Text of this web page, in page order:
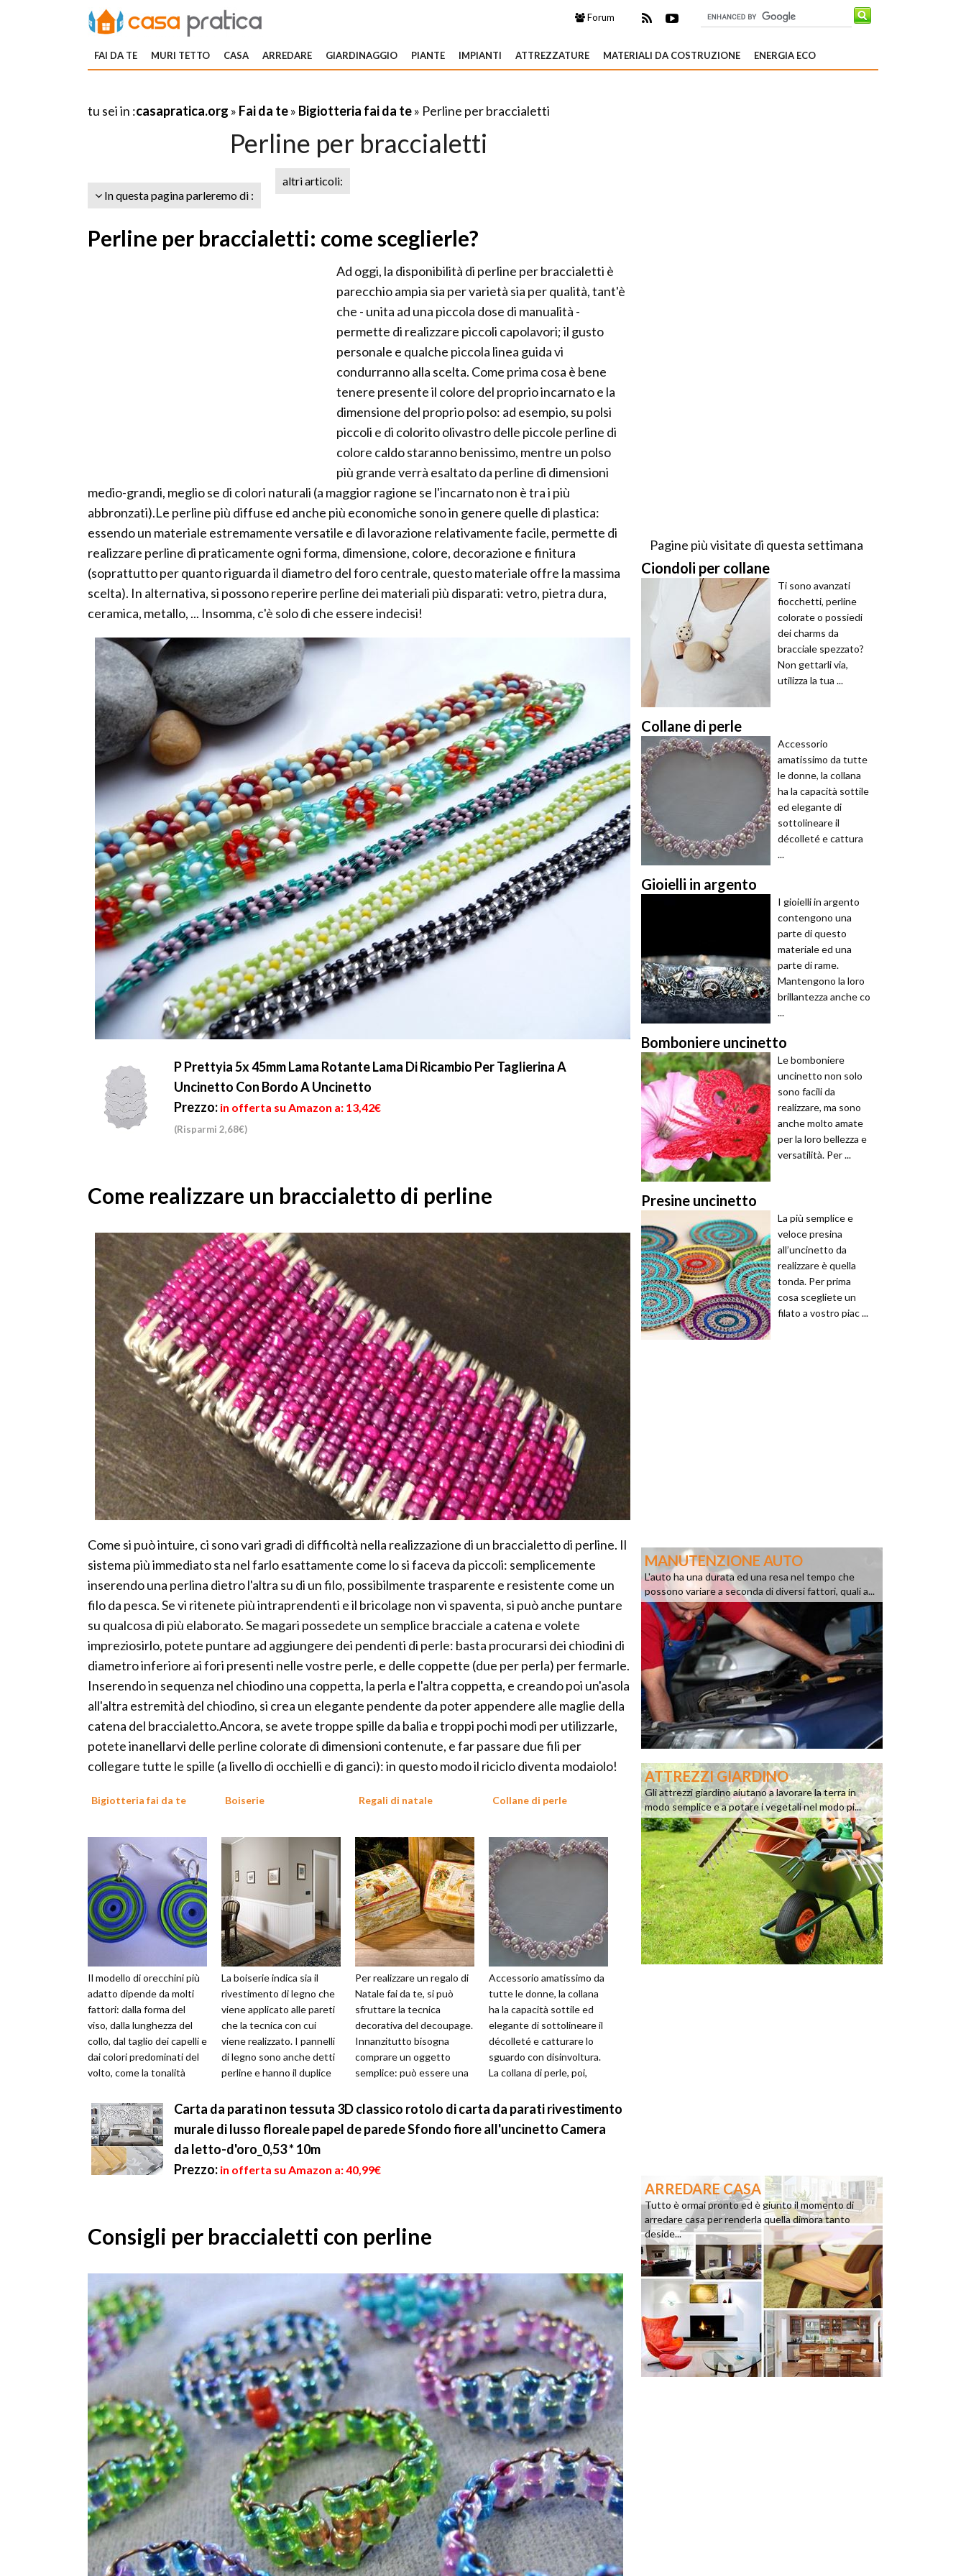
Forum
FAI DA TE MURI TETTO CASA ARREDARE GIARDINAGGIO PIANTE IMPIANTI ATTREZZATURE MATERIALI DA COSTRUZIONE ENERGIA ECO
tu sei in :casapratica.org » Fai da te» Bigiotteria fai da te» Perline per braccialetti
Perline per braccialetti
In questa pagina parleremo di :
altri articoli:
Perline per braccialetti: come sceglierle?
Ad oggi, la disponibilità di perline per braccialetti è
parecchio ampia sia per varietà sia per qualità, tant'è
che - unita ad una piccola dose di manualità -
permette di realizzare piccoli capolavori; il gusto
personale e qualche piccola linea guida vi
condurranno alla scelta. Come prima cosa è bene
tenere presente il colore del proprio incarnato e la
dimensione del proprio polso: ad esempio, su polsi
piccoli e di colorito olivastro delle piccole perline di
colore caldo staranno benissimo, mentre un polso
più grande verrà esaltato da perline di dimensioni
medio-grandi, meglio se di colori naturali (a maggior ragione se l'incarnato non è tra i più
abbronzati).Le perline più diffuse ed anche più economiche sono in genere quelle di plastica:
essendo un materiale estremamente versatile e di lavorazione relativamente facile, permette di
realizzare perline di praticamente ogni forma, dimensione, colore, decorazione e finitura
(soprattutto per quanto riguarda il diametro del foro centrale, questo materiale offre la massima
scelta). In alternativa, si possono reperire perline dei materiali più disparati: vetro, pietra dura,
ceramica, metallo, ... Insomma, c'è solo di che essere indecisi!
P Prettyia 5x 45mm Lama Rotante Lama Di Ricambio Per Taglierina A
Uncinetto Con Bordo A Uncinetto
Prezzo: in offerta su Amazon a: 13,42€
(Risparmi 2,68€)
Come realizzare un braccialetto di perline
Come si può intuire, ci sono vari gradi di difficoltà nella realizzazione di un braccialetto di perline. Il
sistema più immediato sta nel farlo esattamente come lo si faceva da piccoli: semplicemente
inserendo una perlina dietro l'altra su di un filo, possibilmente trasparente e resistente come un
filo da pesca. Se vi ritenete più intraprendenti e il bricolage non vi spaventa, si può anche puntare
su qualcosa di più elaborato. Se magari possedete un semplice bracciale a catena e volete
impreziosirlo, potete puntare ad aggiungere dei pendenti di perle: basta procurarsi dei chiodini di
diametro inferiore ai fori presenti nelle vostre perle, e delle coppette (due per perla) per fermarle.
Inserendo in sequenza nel chiodino una coppetta, la perla e l'altra coppetta, e creando poi un'asola
all'altra estremità del chiodino, si crea un elegante pendente da poter appendere alle maglie della
catena del braccialetto.Ancora, se avete troppe spille da balia e troppi pochi modi per utilizzarle,
potete inanellarvi delle perline colorate di dimensioni contenute, e far passare due fili per
collegare tutte le spille (a livello di occhielli e di ganci): in questo modo il riciclo diventa modaiolo!
Bigiotteria fai da te
Il modello di orecchini più
adatto dipende da molti
fattori: dalla forma del
viso, dalla lunghezza del
collo, dal taglio dei capelli e
dai colori predominati del
volto, come la tonalità
Boiserie
La boiserie indica sia il
rivestimento di legno che
viene applicato alle pareti
che la tecnica con cui
viene realizzato. I pannelli
di legno sono anche detti
perline e hanno il duplice
Regali di natale
Per realizzare un regalo di
Natale fai da te, si può
sfruttare la tecnica
decorativa del decoupage.
Innanzitutto bisogna
comprare un oggetto
semplice: può essere una
per fior...
Collane di perle
Accessorio amatissimo da
tutte le donne, la collana
ha la capacità sottile ed
elegante di sottolineare il
décolleté e catturare lo
sguardo con disinvoltura.
La collana di perle, poi,
Carta da parati non tessuta 3D classico rotolo di carta da parati rivestimento
murale di lusso floreale papel de parede Sfondo fiore all'uncinetto Camera
da letto-d'oro_0,53 * 10m
Prezzo: in offerta su Amazon a: 40,99€
Consigli per braccialetti con perline
Pagine più visitate di questa settimana
Ciondoli per collane
Ti sono avanzati
fiocchetti, perline
colorate o possiedi
dei charms da
bracciale spezzato?
Non gettarli via,
utilizza la tua ...
Collane di perle
Accessorio
amatissimo da tutte
le donne, la collana
ha la capacità sottile
ed elegante di
sottolineare il
décolleté e cattura
...
Gioielli in argento
I gioielli in argento
contengono una
parte di questo
materiale ed una
parte di rame.
Mantengono la loro
brillantezza anche co
...
Bomboniere uncinetto
Le bomboniere
uncinetto non solo
sono facili da
realizzare, ma sono
anche molto amate
per la loro bellezza e
versatilità. Per ...
Presine uncinetto
La più semplice e
veloce presina
all’uncinetto da
realizzare è quella
tonda. Per prima
cosa scegliete un
filato a vostro piac ...
MANUTENZIONE AUTO
L'auto ha una durata ed una resa nel tempo che
possono variare a seconda di diversi fattori, quali a...
ATTREZZI GIARDINO
Gli attrezzi giardino aiutano a lavorare la terra in
modo semplice e a potare i vegetali nel modo pi...
ARREDARE CASA
Tutto è ormai pronto ed è giunto il momento di
arredare casa per renderla quella dimora tanto
deside...